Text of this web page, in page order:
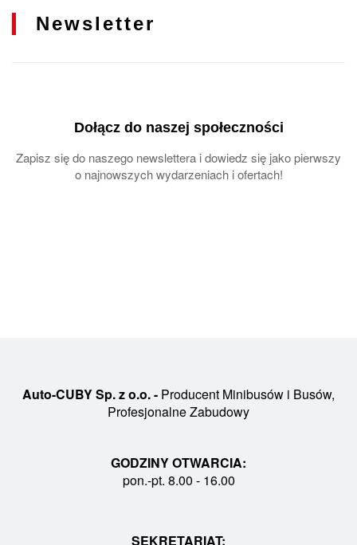
Newsletter
Dołącz do naszej społeczności
Zapisz się do naszego newslettera i dowiedz się jako pierwszy
o najnowszych wydarzeniach i ofertach!
Auto-CUBY Sp. z o.o. - Producent Minibusów i Busów,
Profesjonalne Zabudowy
GODZINY OTWARCIA:
pon.-pt. 8.00 - 16.00
SEKRETARIAT: